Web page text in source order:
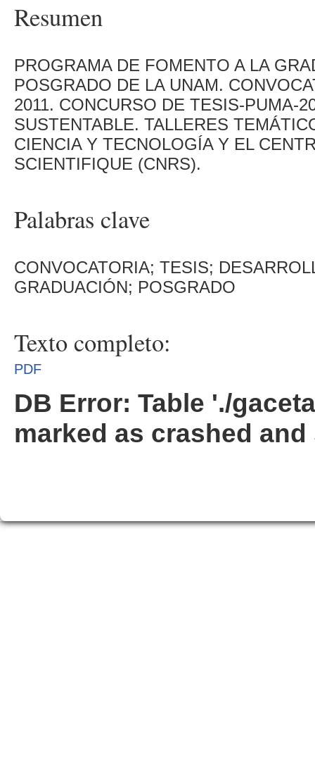
Resumen
PROGRAMA DE FOMENTO A LA
POSGRADO DE LA UNAM.
2011. CONCURSO DE TESIS-PUMA-
SUSTENTABLE. TALLERES
CIENCIA Y TECNOLOGÍA Y EL
SCIENTIFIQUE (CNRS).
Palabras clave
CONVOCATORIA; TESIS;
GRADUACIÓN; POSGRADO
Texto completo:
PDF
DB Error: Table './
marked as crashed